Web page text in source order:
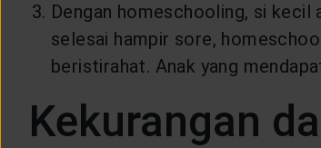
Dengan homeschooling, si kecil
selesai hampir sore,
beristirahat. Anak yang
Kekurangan